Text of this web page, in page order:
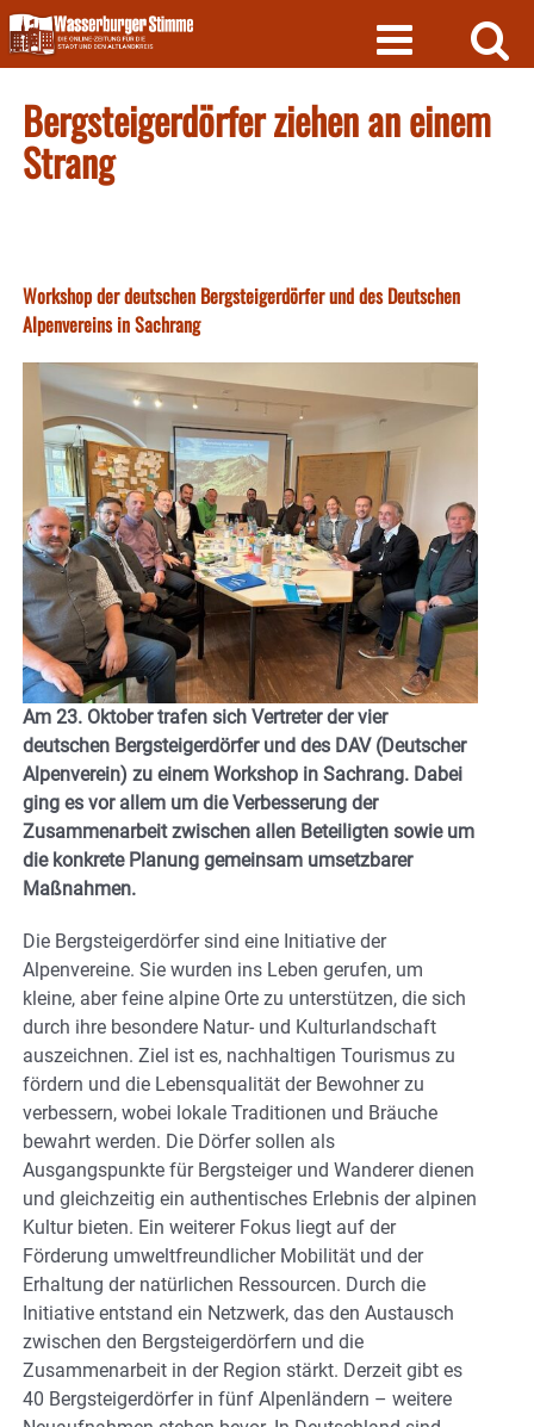
Skip
to
content
Bergsteigerdörfer ziehen an einem
Strang
Workshop der deutschen Bergsteigerdörfer und des Deutschen
Alpenvereins in Sachrang
Am 23. Oktober trafen sich Vertreter der vier
deutschen Bergsteigerdörfer und des DAV (Deutscher
Alpenverein) zu einem Workshop in Sachrang. Dabei
ging es vor allem um die Verbesserung der
Zusammenarbeit zwischen allen Beteiligten sowie um
die konkrete Planung gemeinsam umsetzbarer
Maßnahmen.
Die Bergsteigerdörfer sind eine Initiative der
Alpenvereine. Sie wurden ins Leben gerufen, um
kleine, aber feine alpine Orte zu unterstützen, die sich
durch ihre besondere Natur- und Kulturlandschaft
auszeichnen. Ziel ist es, nachhaltigen Tourismus zu
fördern und die Lebensqualität der Bewohner zu
verbessern, wobei lokale Traditionen und Bräuche
bewahrt werden. Die Dörfer sollen als
Ausgangspunkte für Bergsteiger und Wanderer dienen
und gleichzeitig ein authentisches Erlebnis der alpinen
Kultur bieten. Ein weiterer Fokus liegt auf der
Förderung umweltfreundlicher Mobilität und der
Erhaltung der natürlichen Ressourcen. Durch die
Initiative entstand ein Netzwerk, das den Austausch
zwischen den Bergsteigerdörfern und die
Zusammenarbeit in der Region stärkt. Derzeit gibt es
40 Bergsteigerdörfer in fünf Alpenländern – weitere